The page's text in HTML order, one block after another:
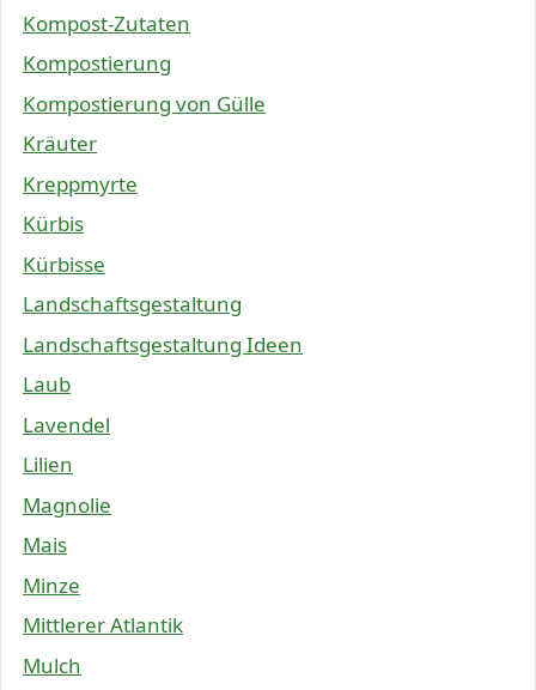
Kompost-Zutaten
Kompostierung
Kompostierung von Gülle
Kräuter
Kreppmyrte
Kürbis
Kürbisse
Landschaftsgestaltung
Landschaftsgestaltung Ideen
Laub
Lavendel
Lilien
Magnolie
Mais
Minze
Mittlerer Atlantik
Mulch